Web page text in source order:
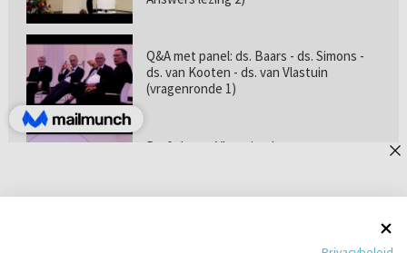
Q&A met panel: ds. Baars - ds. Simons -
ds. van Kooten - ds. van Vlastuin
(vragenronde 1)
Prof. dr. van Vlastuin - Is